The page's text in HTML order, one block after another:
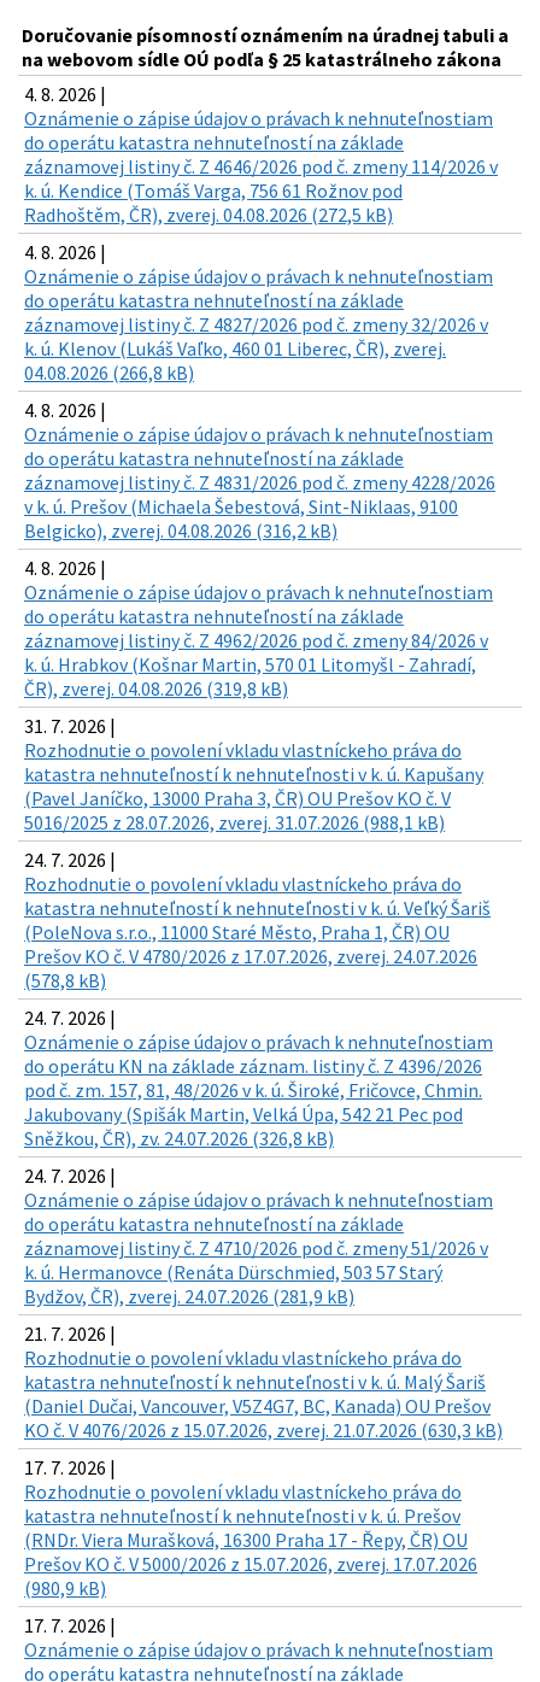
Doručovanie písomností oznámením na úradnej tabuli a
na webovom sídle OÚ podľa § 25 katastrálneho zákona
4. 8. 2026 |
Oznámenie o zápise údajov o právach k nehnuteľnostiam
do operátu katastra nehnuteľností na základe
záznamovej listiny č. Z 4646/2026 pod č. zmeny 114/2026 v
k. ú. Kendice (Tomáš Varga, 756 61 Rožnov pod
Radhoštěm, ČR), zverej. 04.08.2026 (272,5 kB)
4. 8. 2026 |
Oznámenie o zápise údajov o právach k nehnuteľnostiam
do operátu katastra nehnuteľností na základe
záznamovej listiny č. Z 4827/2026 pod č. zmeny 32/2026 v
k. ú. Klenov (Lukáš Vaľko, 460 01 Liberec, ČR), zverej.
04.08.2026 (266,8 kB)
4. 8. 2026 |
Oznámenie o zápise údajov o právach k nehnuteľnostiam
do operátu katastra nehnuteľností na základe
záznamovej listiny č. Z 4831/2026 pod č. zmeny 4228/2026
v k. ú. Prešov (Michaela Šebestová, Sint-Niklaas, 9100
Belgicko), zverej. 04.08.2026 (316,2 kB)
4. 8. 2026 |
Oznámenie o zápise údajov o právach k nehnuteľnostiam
do operátu katastra nehnuteľností na základe
záznamovej listiny č. Z 4962/2026 pod č. zmeny 84/2026 v
k. ú. Hrabkov (Košnar Martin, 570 01 Litomyšl - Zahradí,
ČR), zverej. 04.08.2026 (319,8 kB)
31. 7. 2026 |
Rozhodnutie o povolení vkladu vlastníckeho práva do
katastra nehnuteľností k nehnuteľnosti v k. ú. Kapušany
(Pavel Janíčko, 13000 Praha 3, ČR) OU Prešov KO č. V
5016/2025 z 28.07.2026, zverej. 31.07.2026 (988,1 kB)
24. 7. 2026 |
Rozhodnutie o povolení vkladu vlastníckeho práva do
katastra nehnuteľností k nehnuteľnosti v k. ú. Veľký Šariš
(PoleNova s.r.o., 11000 Staré Město, Praha 1, ČR) OU
Prešov KO č. V 4780/2026 z 17.07.2026, zverej. 24.07.2026
(578,8 kB)
24. 7. 2026 |
Oznámenie o zápise údajov o právach k nehnuteľnostiam
do operátu KN na základe záznam. listiny č. Z 4396/2026
pod č. zm. 157, 81, 48/2026 v k. ú. Široké, Fričovce, Chmin.
Jakubovany (Spišák Martin, Velká Úpa, 542 21 Pec pod
Sněžkou, ČR), zv. 24.07.2026 (326,8 kB)
24. 7. 2026 |
Oznámenie o zápise údajov o právach k nehnuteľnostiam
do operátu katastra nehnuteľností na základe
záznamovej listiny č. Z 4710/2026 pod č. zmeny 51/2026 v
k. ú. Hermanovce (Renáta Dürschmied, 503 57 Starý
Bydžov, ČR), zverej. 24.07.2026 (281,9 kB)
21. 7. 2026 |
Rozhodnutie o povolení vkladu vlastníckeho práva do
katastra nehnuteľností k nehnuteľnosti v k. ú. Malý Šariš
(Daniel Dučai, Vancouver, V5Z4G7, BC, Kanada) OU Prešov
KO č. V 4076/2026 z 15.07.2026, zverej. 21.07.2026 (630,3 kB)
17. 7. 2026 |
Rozhodnutie o povolení vkladu vlastníckeho práva do
katastra nehnuteľností k nehnuteľnosti v k. ú. Prešov
(RNDr. Viera Murašková, 16300 Praha 17 - Řepy, ČR) OU
Prešov KO č. V 5000/2026 z 15.07.2026, zverej. 17.07.2026
(980,9 kB)
17. 7. 2026 |
Oznámenie o zápise údajov o právach k nehnuteľnostiam
do operátu katastra nehnuteľností na základe